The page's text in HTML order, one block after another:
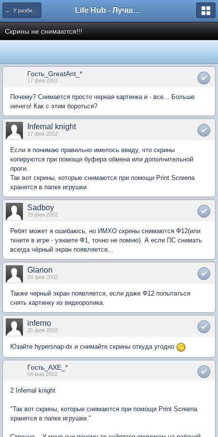
← У разбитого Хайвеймена Life Hub - Лучшие компьютерные игры мира
Скрины не снимаются!!!
Гость_GreatAnt_*
17 фев 2002
Почему? Снимается просто черная картинка и - все... Больше
ничего! Как с этим бороться?
Infernal knight
17 фев 2002
Если я понимаю правильно имелось ввиду, что скрины
копируются при помощи буфера обмена или дополнительной
проги.
Так вот скрины, которые снимаются при помощи Print Screenа
хранятся в папке игрушки.
Sadboy
23 фев 2002
Ребят может я ошибаюсь, но ИМХО скрины снимаются Ф12(или
ткните в игре - узнаете Ф1, точно не помню). А если ПС снимать
всегда чёрный экран появляется...
Glarion
24 фев 2002
Также черный экран появляется, если даже Ф12 попытаться
снять картинку из видеоролика.
inferno
25 фев 2002
Юзайте hypersnap-dx и снимайте скрины откуда угодно
Гость_AXE_*
04 мар 2002
2 Infernal knight
"Так вот скрины, которые снимаются при помощи Print Screenа
хранятся в папке игрушки."